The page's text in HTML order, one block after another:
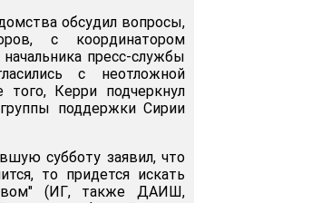
обсудил вопросы,
с координатором
пресс-службы
с неотложной
Керри подчеркнул
поддержки Сирии
субботу заявил, что
то придется искать
(ИГ, также ДАИШ,